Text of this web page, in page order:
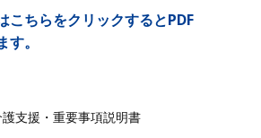
こちらをクリックするとPDF
す。
支援・重要事項説明書